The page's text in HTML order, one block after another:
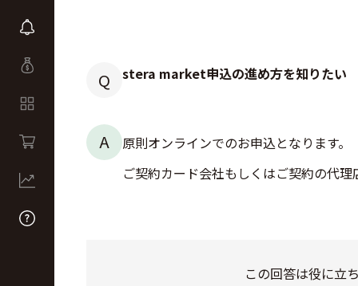
Q stera market申込の進め方を知りたい
A
原則オンラインでのお申込となります。
ご契約カード会社もしくはご契約の代
この回答は役に立